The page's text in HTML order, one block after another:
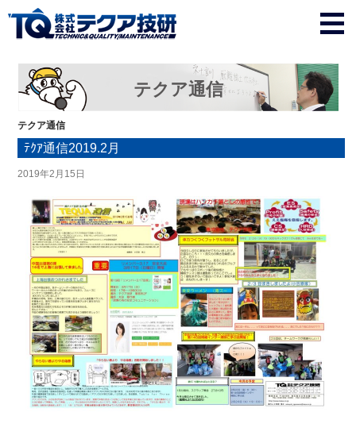
テクア通信
テクア通信
ﾃｸｱ通信2019.2月
2019年2月15日